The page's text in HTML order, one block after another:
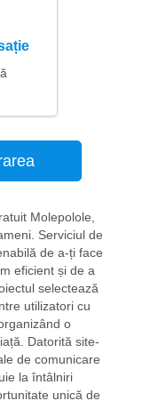
Molepolole,
Serviciul de
de a-ți face
eficient și de a
selectează
utilizatori cu
o
Datorită site-
de comunicare
la întâlniri
unică de